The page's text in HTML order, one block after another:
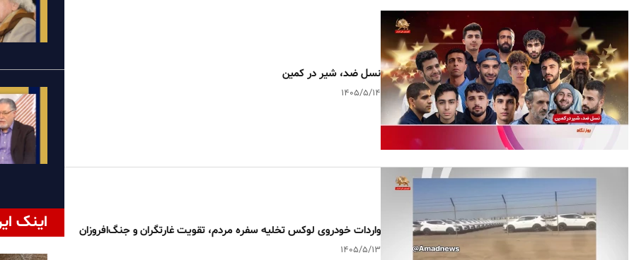
نسل ضد، شیر در کمین
۱۴۰۵/۵/۱۴
واردات خودروی لوکس تخلیه سفره مردم، تقویت غارتگران و جنگ‌افروزان
۱۴۰۵/۵/۱۳
اینک